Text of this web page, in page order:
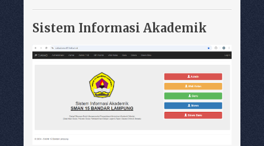
Sistem Informasi Akademik